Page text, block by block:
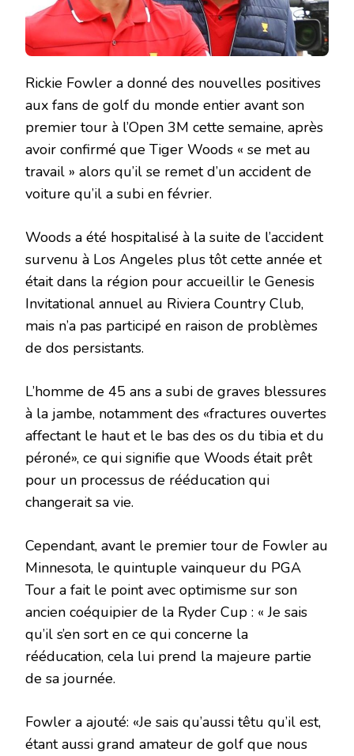
Rickie Fowler a donné des nouvelles positives
aux fans de golf du monde entier avant son
premier tour à l’Open 3M cette semaine, après
avoir confirmé que Tiger Woods « se met au
travail » alors qu’il se remet d’un accident de
voiture qu’il a subi en février.
Woods a été hospitalisé à la suite de l’accident
survenu à Los Angeles plus tôt cette année et
était dans la région pour accueillir le Genesis
Invitational annuel au Riviera Country Club,
mais n’a pas participé en raison de problèmes
de dos persistants.
L’homme de 45 ans a subi de graves blessures
à la jambe, notamment des «fractures ouvertes
affectant le haut et le bas des os du tibia et du
péroné», ce qui signifie que Woods était prêt
pour un processus de rééducation qui
changerait sa vie.
Cependant, avant le premier tour de Fowler au
Minnesota, le quintuple vainqueur du PGA
Tour a fait le point avec optimisme sur son
ancien coéquipier de la Ryder Cup : « Je sais
qu’il s’en sort en ce qui concerne la
rééducation, cela lui prend la majeure partie
de sa journée.
Fowler a ajouté: «Je sais qu’aussi têtu qu’il est,
étant aussi grand amateur de golf que nous